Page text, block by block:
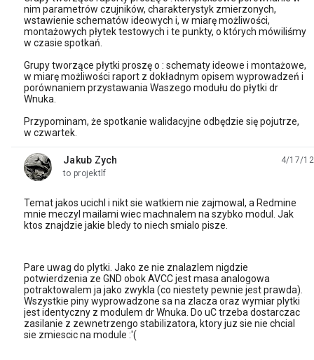
nim parametrów czujników, charakterystyk zmierzonych,
wstawienie schematów ideowych i, w miarę możliwości,
montażowych płytek testowych i te punkty, o których mówiliśmy
w czasie spotkań.
Grupy tworzące płytki proszę o : schematy ideowe i montażowe,
w miarę możliwości raport z dokładnym opisem wyprowadzeń i
porównaniem przystawania Waszego modułu do płytki dr
Wnuka.
Przypominam, że spotkanie walidacyjne odbędzie się pojutrze,
w czwartek.
Jakub Zych
unread,
4/17/12
to projektlf
Temat jakos ucichl i nikt sie watkiem nie zajmowal, a Redmine
mnie meczyl mailami wiec machnalem na szybko modul. Jak
ktos znajdzie jakie bledy to niech smialo pisze.
Pare uwag do plytki. Jako ze nie znalazlem nigdzie
potwierdzenia ze GND obok AVCC jest masa analogowa
potraktowalem ja jako zwykla (co niestety pewnie jest prawda).
Wszystkie piny wyprowadzone sa na zlacza oraz wymiar plytki
jest identyczny z modulem dr Wnuka. Do uC trzeba dostarczac
zasilanie z zewnetrzengo stabilizatora, ktory juz sie nie chcial
sie zmiescic na module :'(